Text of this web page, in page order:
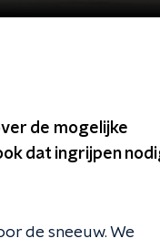
de mogelijke
dat ingrijpen
de sneeuw. We